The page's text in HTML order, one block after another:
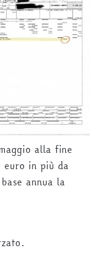
alla fine
euro in più da
annua la